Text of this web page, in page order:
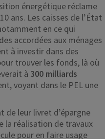
énergétique réclame
ans. Les caisses de l’État
en ce qui
accordées aux ménages
à investir dans des
trouver les fonds, là où
à 300 milliards
voyant dans le PEL une
de leur livret d’épargne
la réalisation de travaux
pour en faire usage